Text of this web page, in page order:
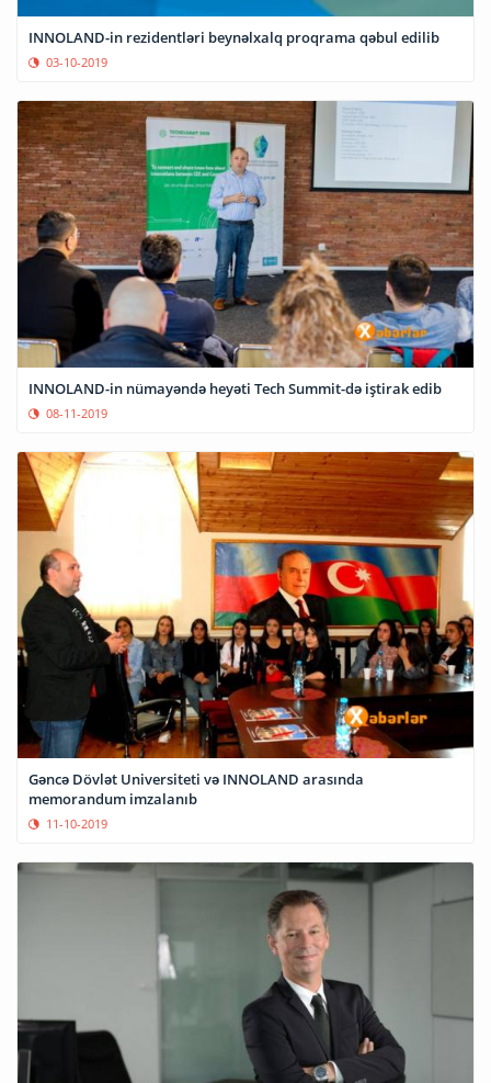
INNOLAND-in rezidentləri beynəlxalq proqrama qəbul edilib
03-10-2019
INNOLAND-in nümayəndə heyəti Tech Summit-də iştirak edib
08-11-2019
Gəncə Dövlət Universiteti və INNOLAND arasında
memorandum imzalanıb
11-10-2019